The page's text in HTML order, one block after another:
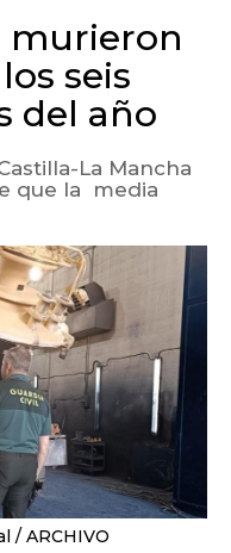
murieron
seis
del año
La Mancha
que la media
ARCHIVO